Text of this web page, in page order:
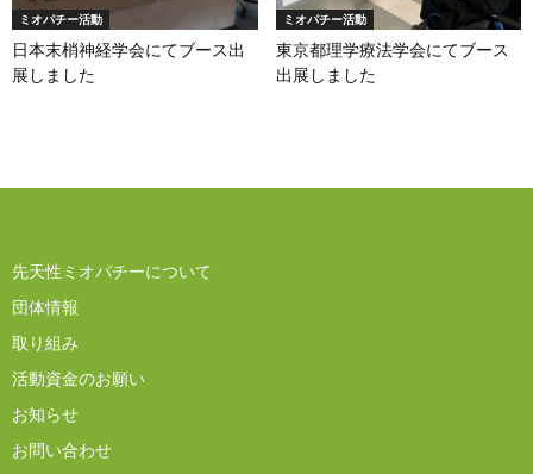
ミオパチー活動
日本末梢神経学会にてブース出
展しました
ミオパチー活動
東京都理学療法学会にてブース
出展しました
先天性ミオパチーについて
団体情報
取り組み
活動資金のお願い
お知らせ
お問い合わせ